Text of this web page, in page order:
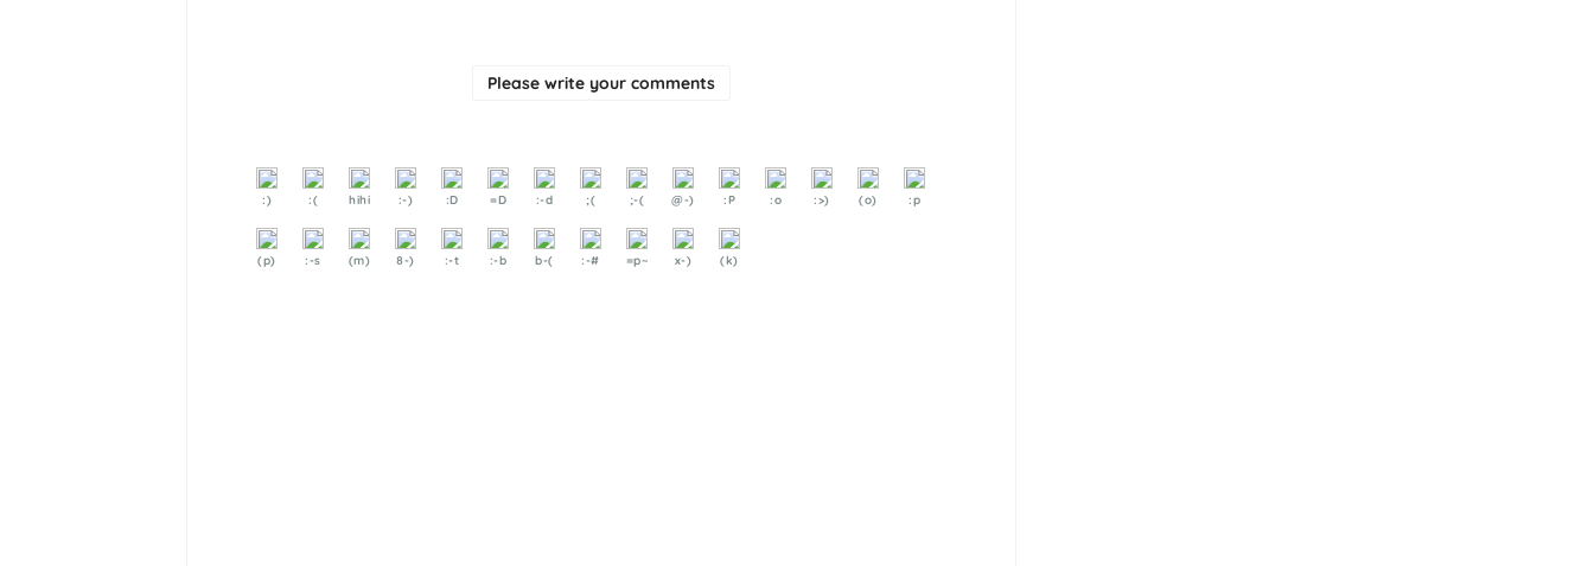
Please write your comments
:) :( hihi :-) :D =D :-d ;( ;-( @-) :P :o :>) (o) :p
(p) :-s (m) 8-) :-t :-b b-( :-# =p~ x-) (k)